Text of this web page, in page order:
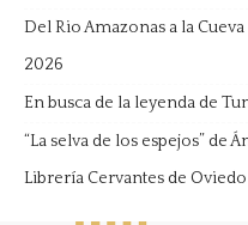
Del Rio Amazonas a la
2026
En busca de la leyenda de
“La selva de los espejos” de
Librería Cervantes de Oviedo